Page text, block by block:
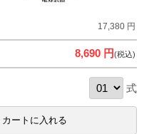
17,380 円
8,690 円(税込)
式